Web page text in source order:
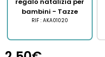
bambini - Tazze
RIF : AKA01020